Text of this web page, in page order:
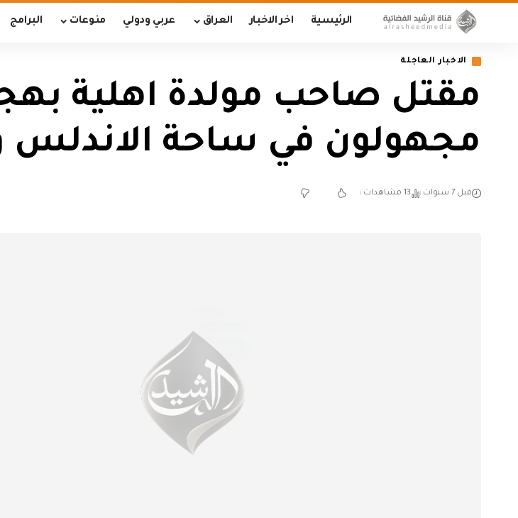
الرئيسية اخر الاخبار العراق عربي ودولي منوعات البرامج
الاخبار العاجلة
مقتل صاحب مولدة اهلية
مجهولون في ساحة
قبل 7 سنوات 13 مشاهدات